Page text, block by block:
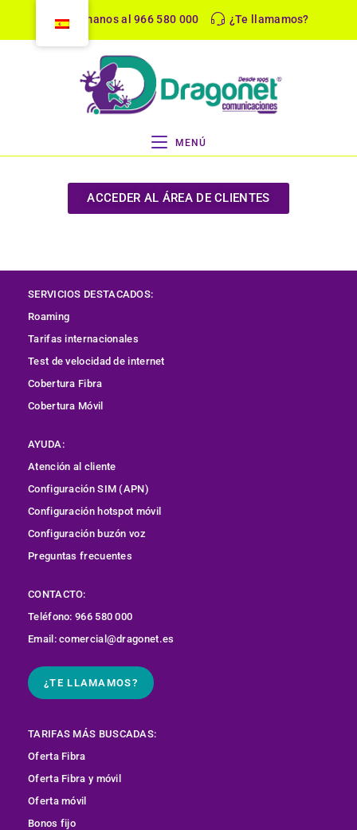
Llámanos al 966 580 000 ¿Te llamamos?
MENÚ
ACCEDER AL ÁREA DE CLIENTES
SERVICIOS DESTACADOS:
Roaming
Tarifas internacionales
Test de velocidad de internet
Cobertura Fibra
Cobertura Móvil
AYUDA:
Atención al cliente
Configuración SIM (APN)
Configuración hotspot móvil
Configuración buzón voz
Preguntas frecuentes
CONTACTO:
Teléfono: 966 580 000
Email: comercial@dragonet.es
¿TE LLAMAMOS?
TARIFAS MÁS BUSCADAS:
Oferta Fibra
Oferta Fibra y móvil
Oferta móvil
Bonos fijo